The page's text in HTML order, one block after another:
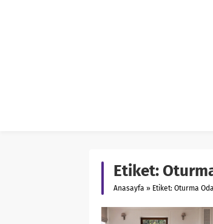
Etiket:
Anasayfa » Etiket: Oturma